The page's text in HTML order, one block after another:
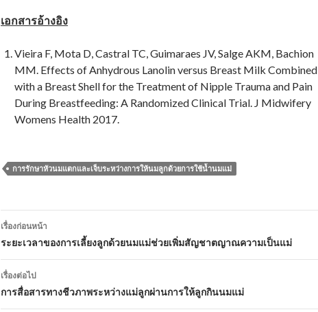
เอกสารอ้างอิง
Vieira F, Mota D, Castral TC, Guimaraes JV, Salge AKM, Bachion
MM. Effects of Anhydrous Lanolin versus Breast Milk Combined
with a Breast Shell for the Treatment of Nipple Trauma and Pain
During Breastfeeding: A Randomized Clinical Trial. J Midwifery
Womens Health 2017.
การรักษาหัวนมแตกและเจ็บระหว่างการให้นมลูกด้วยการใช้น้ำนมแม่
เมนู
นำทาง
เรื่อง
เรื่องก่อนหน้า
ระยะเวลาของการเลี้ยงลูกด้วยนมแม่ช่วยเพิ่มสัญชาตญาณความเป็นแม่
เรื่องต่อไป
การสื่อสารทางชีวภาพระหว่างแม่ลูกผ่านการให้ลูกกินนมแม่